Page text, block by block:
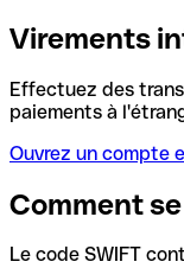
Virements
Effectuez des
paiements à
Ouvrez un compte
Comment
Le code SWIFT